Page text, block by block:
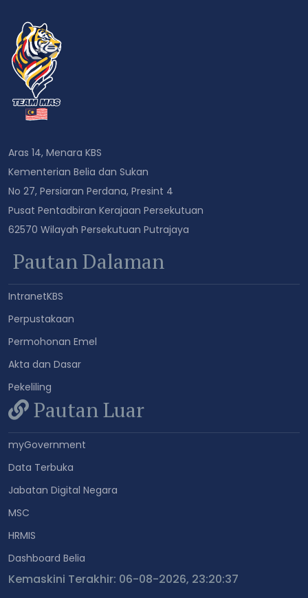
Aras 14, Menara KBS
Kementerian Belia dan Sukan
No 27, Persiaran Perdana, Presint 4
Pusat Pentadbiran Kerajaan Persekutuan
62570 Wilayah Persekutuan Putrajaya
Pautan Dalaman
IntranetKBS
Perpustakaan
Permohonan Emel
Akta dan Dasar
Pekeliling
Pautan Luar
myGovernment
Data Terbuka
Jabatan Digital Negara
MSC
HRMIS
Dashboard Belia
Kemaskini Terakhir: 06-08-2026, 23:20:37